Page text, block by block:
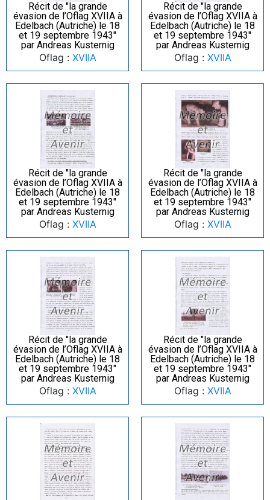
Récit de "la grande
évasion de l’Oflag XVIIA à
Edelbach (Autriche) le 18
et 19 septembre 1943"
par Andreas Kusternig
Oflag : XVIIA
Récit de "la grande
évasion de l’Oflag XVIIA à
Edelbach (Autriche) le 18
et 19 septembre 1943"
par Andreas Kusternig
Oflag : XVIIA
Récit de "la grande
évasion de l’Oflag XVIIA à
Edelbach (Autriche) le 18
et 19 septembre 1943"
par Andreas Kusternig
Oflag : XVIIA
Récit de "la grande
évasion de l’Oflag XVIIA à
Edelbach (Autriche) le 18
et 19 septembre 1943"
par Andreas Kusternig
Oflag : XVIIA
Récit de "la grande
évasion de l’Oflag XVIIA à
Edelbach (Autriche) le 18
et 19 septembre 1943"
par Andreas Kusternig
Oflag : XVIIA
Récit de "la grande
évasion de l’Oflag XVIIA à
Edelbach (Autriche) le 18
et 19 septembre 1943"
par Andreas Kusternig
Oflag : XVIIA